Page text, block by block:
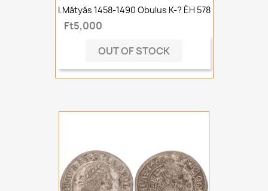
I.Mátyás 1458-1490 Obulus K-? ÉH 578
Ft5,000
OUT OF STOCK